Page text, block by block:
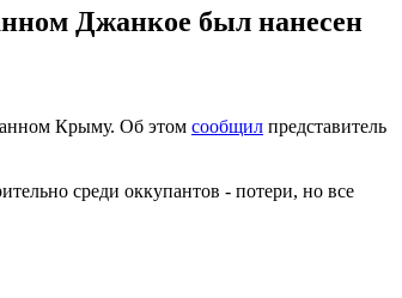
Джанкое был нанесен
Крыму. Об этом сообщил представитель
среди оккупантов - потери, но все